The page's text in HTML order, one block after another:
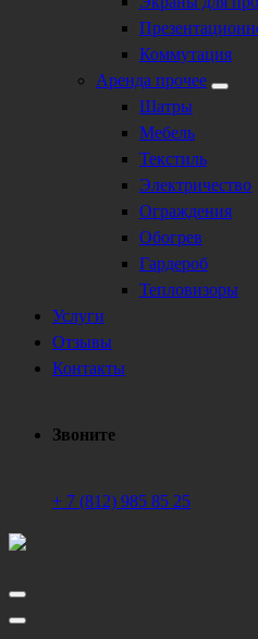
Коммутация
Аренда прочее
Шатры
Мебель
Текстиль
Электричество
Ограждения
Обогрев
Гардероб
Тепловизоры
Услуги
Отзывы
Контакты
Звоните
+ 7 (812) 985 85 25
Техническое обеспечение